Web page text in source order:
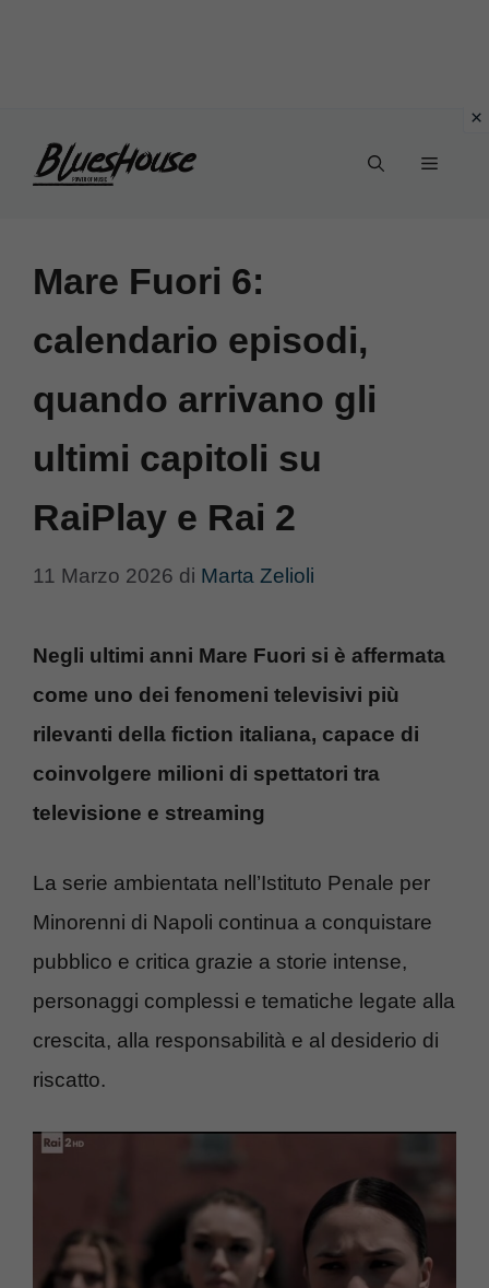
Menu
Mare Fuori 6:
calendario episodi,
quando arrivano gli
ultimi capitoli su
RaiPlay e Rai 2
11 Marzo 2026 di Marta Zelioli
Negli ultimi anni Mare Fuori si è affermata
come uno dei fenomeni televisivi più
rilevanti della fiction italiana, capace di
coinvolgere milioni di spettatori tra
televisione e streaming
La serie ambientata nell’Istituto Penale per
Minorenni di Napoli continua a conquistare
pubblico e critica grazie a storie intense,
personaggi complessi e tematiche legate alla
crescita, alla responsabilità e al desiderio di
riscatto.